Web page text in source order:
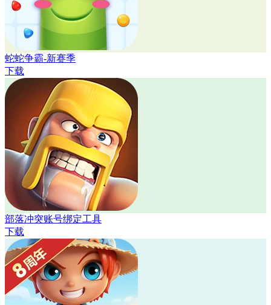
蛇蛇争霸-新赛季
下载
部落冲突账号绑定工具
下载